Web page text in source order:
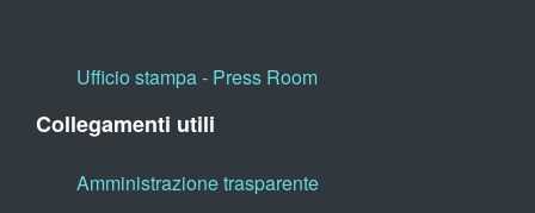
Ufficio stampa - Press Room
Collegamenti utili
Amministrazione trasparente